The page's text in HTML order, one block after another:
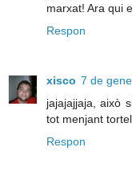
marxat! Ara qui
Respon
xisco 7 de
jajajajjaja, això
tot menjant
Respon